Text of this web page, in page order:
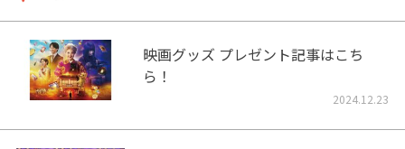
映画グッズ プレゼント記事はこち
ら！
2024.12.23